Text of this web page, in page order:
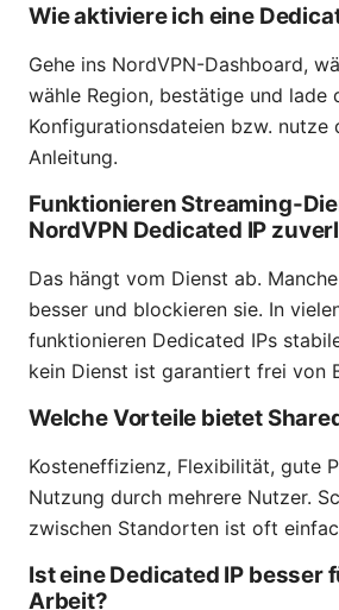
Wie aktiviere ich eine
Gehe ins NordVPN-Dashboard,
wähle Region, bestätige und lade
Konfigurationsdateien bzw. nutze
Anleitung.
Funktionieren Streaming-
NordVPN Dedicated IP
Das hängt vom Dienst ab.
besser und blockieren sie. In
funktionieren Dedicated IPs
kein Dienst ist garantiert frei von
Welche Vorteile bietet
Kosteneffizienz, Flexibilität, gute
Nutzung durch mehrere Nutzer.
zwischen Standorten ist oft
Ist eine Dedicated IP besser
Arbeit?